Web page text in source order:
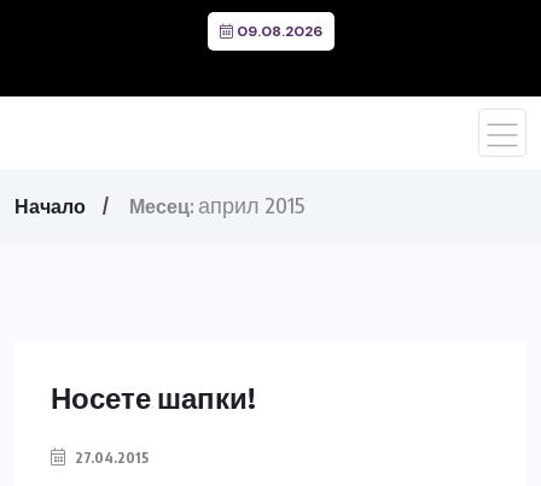
09.08.2026
Начало Месец: април 2015
Носете шапки!
27.04.2015